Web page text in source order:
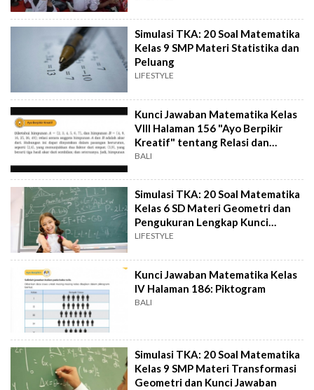
Simulasi TKA: 20 Soal Matematika
Kelas 9 SMP Materi Statistika dan
Peluang
LIFESTYLE
Kunci Jawaban Matematika Kelas
VIII Halaman 156 "Ayo Berpikir
Kreatif" tentang Relasi dan
Fungsi
BALI
Simulasi TKA: 20 Soal Matematika
Kelas 6 SD Materi Geometri dan
Pengukuran Lengkap Kunci
Jawaban
LIFESTYLE
Kunci Jawaban Matematika Kelas
IV Halaman 186: Piktogram
BALI
Simulasi TKA: 20 Soal Matematika
Kelas 9 SMP Materi Transformasi
Geometri dan Kunci Jawaban